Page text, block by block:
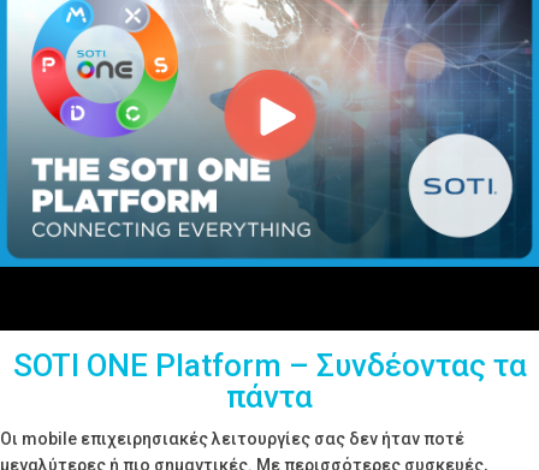
SOTI ONE Platform – Συνδέοντας τα
πάντα
Οι mobile επιχειρησιακές λειτουργίες σας δεν ήταν ποτέ
μεγαλύτερες ή πιο σημαντικές. Με περισσότερες συσκευές,